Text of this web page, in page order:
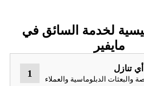
لخدمة السائق في
مايفير
تنازل
والبعثات الدبلوماسية والعملاء
1